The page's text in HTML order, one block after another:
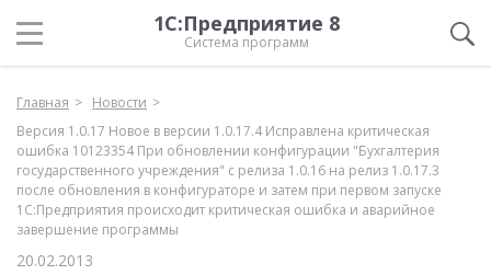
1С:Предприятие 8
Система программ
Главная
Новости
Версия 1.0.17 Новое в версии 1.0.17.4 Исправлена критическая
ошибка 10123354 При обновлении конфигурации "Бухгалтерия
государственного учреждения" с релиза 1.0.16 на релиз 1.0.17.3
после обновления в конфигураторе и затем при первом запуске
1С:Предприятия происходит критическая ошибка и аварийное
завершение программы
20.02.2013